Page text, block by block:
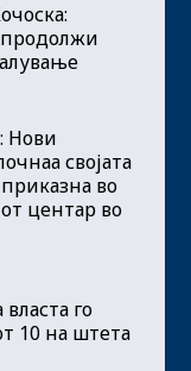
продолжи
Нови
својата
во
центар во
го
10 на штета